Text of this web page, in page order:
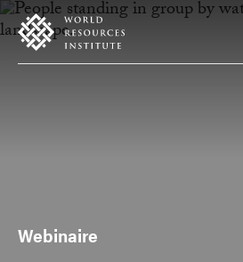
Skip
to
main
Accessibility
Webinaire